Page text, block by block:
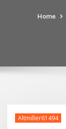
Home
Altmiller61494